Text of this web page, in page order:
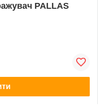
PALLAS